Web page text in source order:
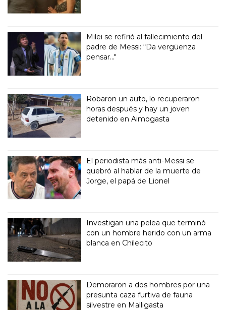
Milei se refirió al fallecimiento del
padre de Messi: “Da vergüenza
pensar..."
Robaron un auto, lo recuperaron
horas después y hay un joven
detenido en Aimogasta
El periodista más anti-Messi se
quebró al hablar de la muerte de
Jorge, el papá de Lionel
Investigan una pelea que terminó
con un hombre herido con un arma
blanca en Chilecito
Demoraron a dos hombres por una
presunta caza furtiva de fauna
silvestre en Malligasta